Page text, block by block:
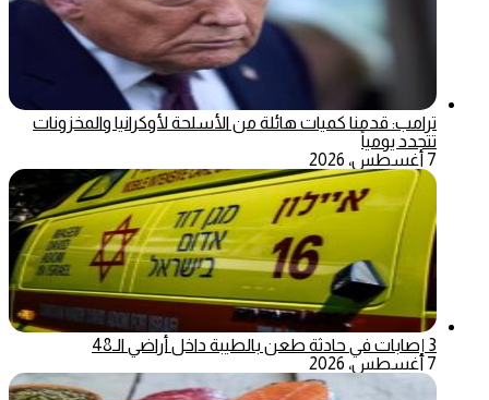
ترامب: قدمنا كميات هائلة من الأسلحة لأوكرانيا والمخزونات
تتجدد يومياً
7 أغسطس، 2026
3 إصابات في حادثة طعن بالطيبة داخل أراضي الـ48
7 أغسطس، 2026